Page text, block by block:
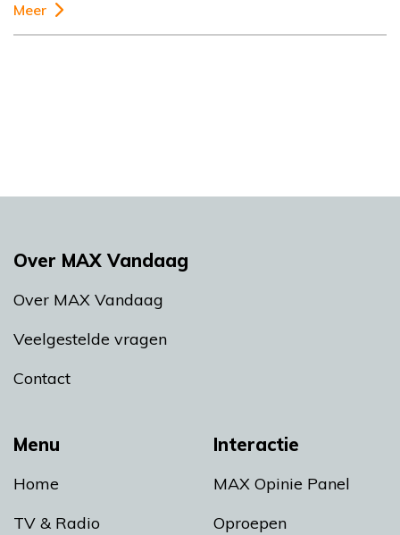
Meer
Menu
Home
TV & Radio
Interactie
MAX Opinie Panel
Oproepen
Over MAX Vandaag
Over MAX Vandaag
Veelgestelde vragen
Contact